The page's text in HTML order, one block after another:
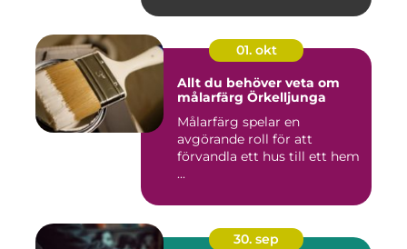
01. okt
Allt du behöver veta om
målarfärg Örkelljunga
Målarfärg spelar en
avgörande roll för att
förvandla ett hus till ett hem
...
30. sep